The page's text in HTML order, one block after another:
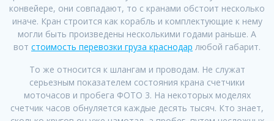
конвейере, они совпадают, то с кранами обстоит несколько
иначе. Кран строится как корабль и комплектующие к нему
могли быть произведены несколькими годами раньше. А
вот стоимость перевозки груза краснодар любой габарит.
То же относится к шлангам и проводам. Не служат
серьезным показателем состояния крана счетчики
моточасов и пробега ФОТО 3. На некоторых моделях
счетчик часов обнуляется каждые десять тысяч. Кто знает,